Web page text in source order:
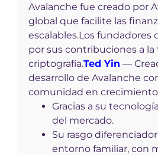
explorer-mainnet-
Avalanche fue creado por
global que facilite las
escalables.Los fundadores
por sus contribuciones a
criptografía.Ted Yin —
desarrollo de Avalanche
comunidad en
Gracias a su
del mercado.
Su rasgo
entorno familiar, con